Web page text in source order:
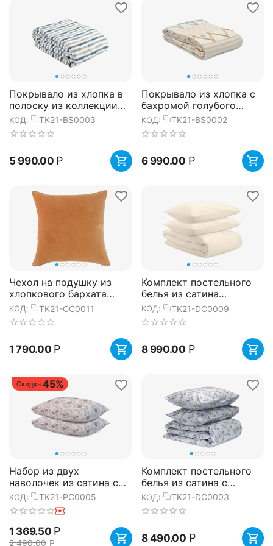
Покрывало из хлопка в
полоску из коллекции
Ethnic, 180х250 см,
Tkano
КОД: TK21-BS0003
5 990.00 Р
Покрывало из хлопка с
бахромой голубого
цвета из коллекции
Ethnic, 180х250 см,
Tkano
КОД: TK21-BS0002
6 990.00 Р
Чехол на подушку из
хлопкового бархата
коричневого цвета из
коллекции Essential,
45х45 ...
КОД: TK21-CC0011
1 790.00 Р
Комплект постельного
белья из сатина
кремового цвета из
коллекции Essential,
200х220 см...
КОД: TK21-DC0009
8 990.00 Р
Скидка 45%
Набор из двух
наволочек из сатина с
принтом 'Воздушный
цветок' из коллекции
Prairie, 50...
КОД: TK21-PC0005
1 369.50 Р
2 490.00 Р
Комплект постельного
белья из сатина с
принтом 'Ягоды тайги'
из коллекции Russian
North...
КОД: TK21-DC0003
8 490.00 Р